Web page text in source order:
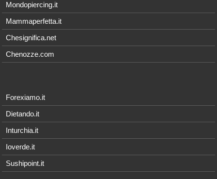
Mondopiercing.it
Mammaperfetta.it
Chesignifica.net
Chenozze.com
Forexiamo.it
Dietando.it
Inturchia.it
Ioverde.it
Sushipoint.it